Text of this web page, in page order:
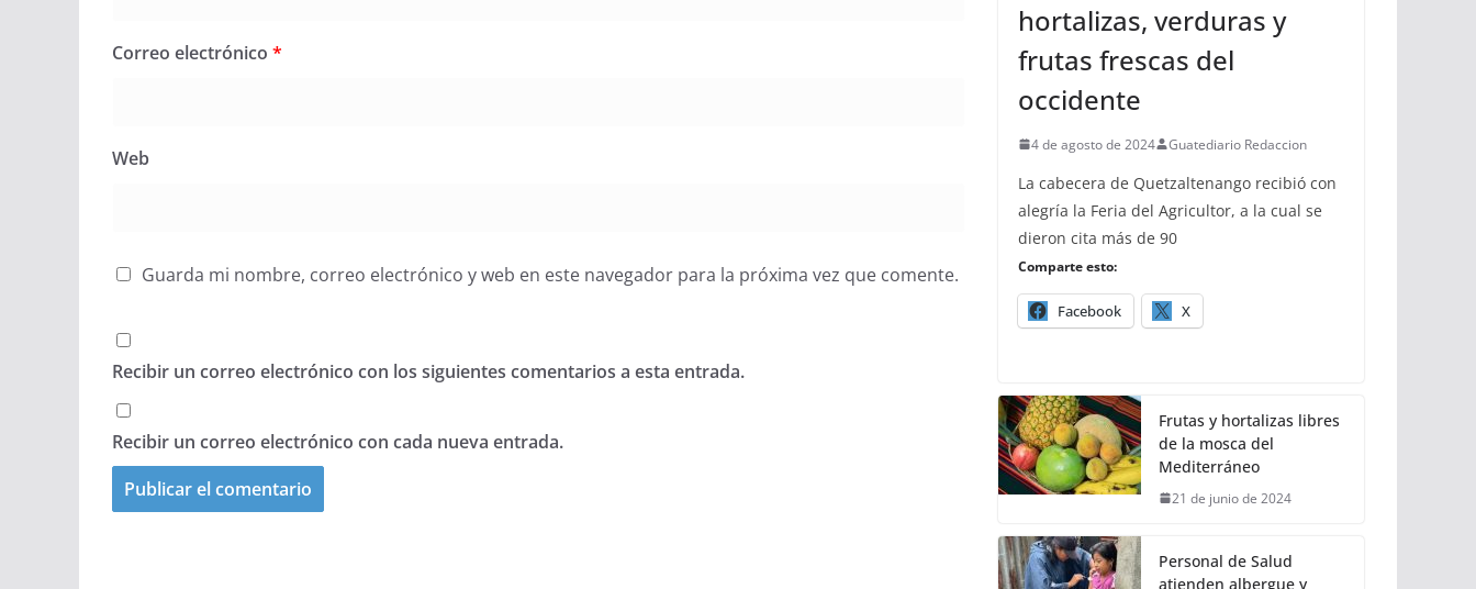
Correo electrónico *
Web
Guarda mi nombre, correo electrónico y web en este navegador para la próxima vez que comente.
Recibir un correo electrónico con los siguientes comentarios a esta entrada.
Recibir un correo electrónico con cada nueva entrada.
hortalizas, verduras y
frutas frescas del
occidente
4 de agosto de 2024 Guatediario Redaccion
La cabecera de Quetzaltenango recibió con
alegría la Feria del Agricultor, a la cual se
dieron cita más de 90
Comparte esto:
Facebook X
Frutas y hortalizas libres
de la mosca del
Mediterráneo
21 de junio de 2024
Personal de Salud
atienden albergue y